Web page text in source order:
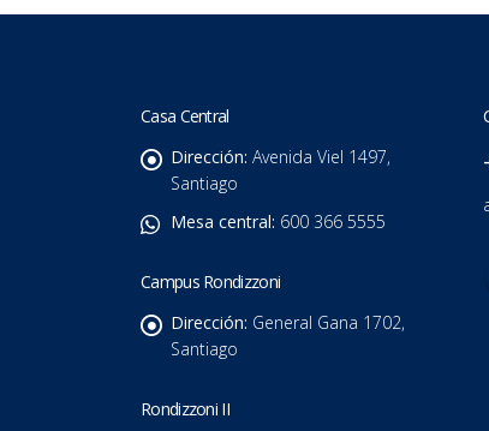
Casa Central
Dirección: Avenida Viel 1497,
Santiago
Mesa central: 600 366 5555
Campus Rondizzoni
Dirección: General Gana 1702,
Santiago
Rondizzoni II